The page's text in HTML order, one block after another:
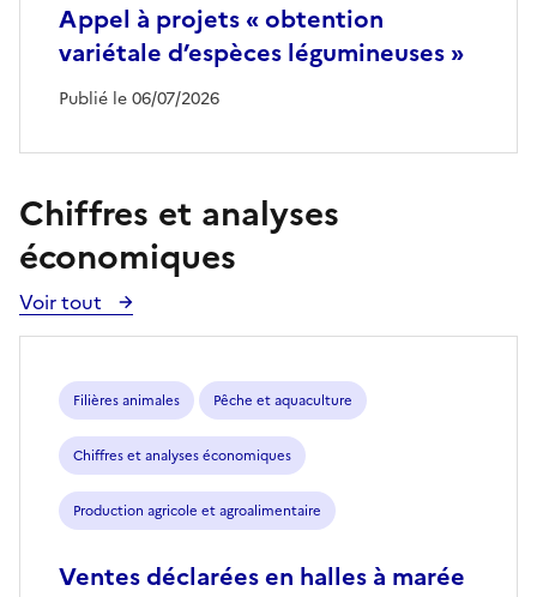
Appel à projets « obtention
variétale d’espèces légumineuses »
Publié le 06/07/2026
Chiffres et analyses
économiques
Voir tout
Voir
toutes
publications
Filières animales Pêche et aquaculture
Chiffres et analyses économiques
Production agricole et agroalimentaire
Ventes déclarées en halles à marée